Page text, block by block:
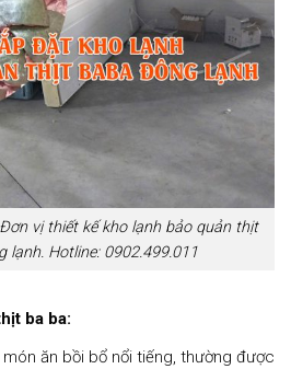
vị thiết kế kho lạnh bảo quản thịt
lạnh. Hotline: 0902.499.011
ba ba:
món ăn bồi bổ nổi tiếng, thường được